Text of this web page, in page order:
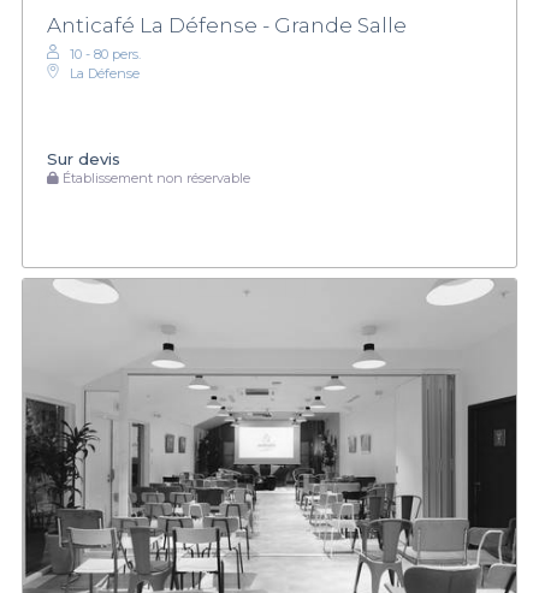
Anticafé La Défense - Grande Salle
10 - 80 pers.
La Défense
Sur devis
Établissement non réservable